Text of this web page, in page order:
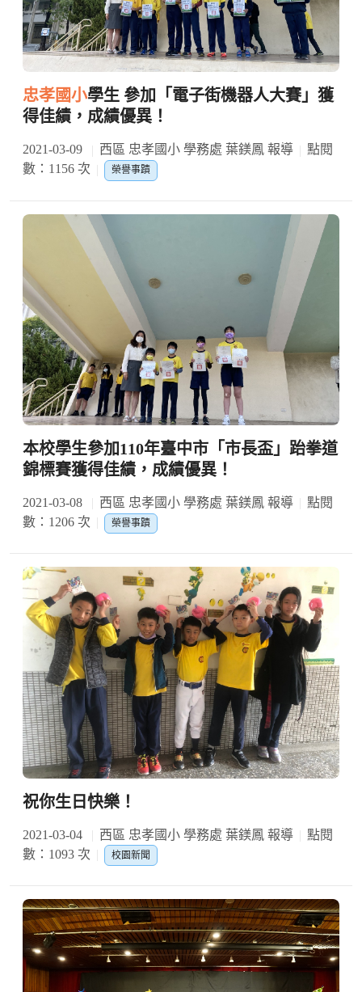
忠孝國小學生 參加「電子街機器人大賽」獲
得佳績，成績優異！
2021-03-09 西區 忠孝國小 學務處 葉鎂鳳 報導
點閱
數：1156 次
榮譽事蹟
本校學生參加110年臺中市「市長盃」跆拳道
錦標賽獲得佳績，成績優異！
2021-03-08 西區 忠孝國小 學務處 葉鎂鳳 報導
點閱
數：1206 次
榮譽事蹟
祝你生日快樂！
2021-03-04 西區 忠孝國小 學務處 葉鎂鳳 報導
點閱
數：1093 次
校園新聞